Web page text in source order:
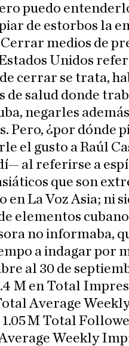
puedo
de estorbos la
medios de
Unidos
cerrar se trata,
de salud donde
negarles
Pero, ¿por dónde
el gusto a Raúl
al referirse a
que son
La Voz Asia; ni
elementos
no informaba,
a indagar por
al 30 de
M en Total
Average
M Total
Weekly